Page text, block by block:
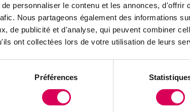
personnaliser le contenu et les annonces, d'offrir
Nous partageons également des informations
de publicité et d'analyse, qui peuvent combiner
ont collectées lors de votre utilisation de leurs
Préférences